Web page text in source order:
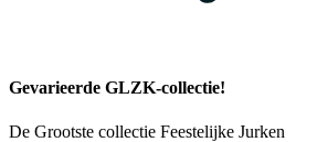
Gevarieerde GLZK-collectie!
De Grootste collectie Feestelijke Jurken